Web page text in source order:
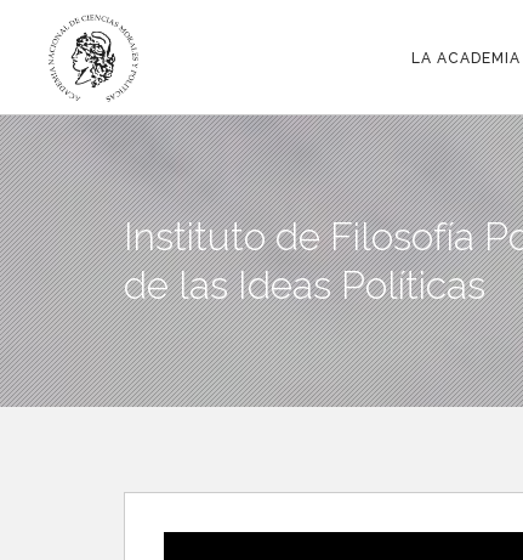
LA ACADEMIA
Instituto de Filosofía
de las Ideas Políticas